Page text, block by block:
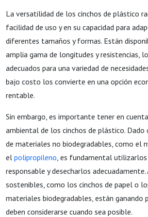
La versatilidad de los cinchos de plástico
facilidad de uso y en su capacidad para
diferentes tamaños y formas. Están
amplia gama de longitudes y resistencias,
adecuados para una variedad de
bajo costo los convierte en una opción
rentable.
Sin embargo, es importante tener en
ambiental de los cinchos de plástico. Dado
de materiales no biodegradables, como el
el polipropileno, es fundamental utilizarlos
responsable y desecharlos
sostenibles, como los cinchos de papel o
materiales biodegradables, están ganando
deben considerarse cuando sea posible.